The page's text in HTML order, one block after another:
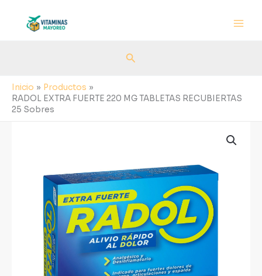
contenido
Buscar
Inicio
Productos
RADOL EXTRA FUERTE 220 MG TABLETAS RECUBIERTAS
25 Sobres
RECUBIERTAS
cantidad